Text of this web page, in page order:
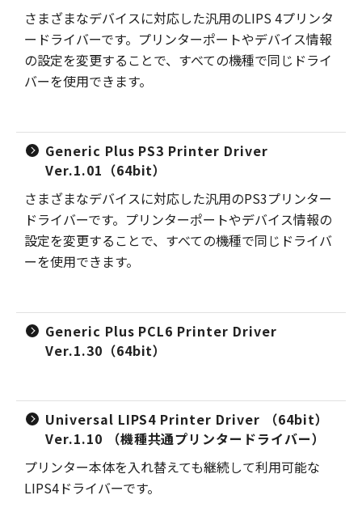
さまざまなデバイスに対応した汎用のLIPS 4プリンタ
ードライバーです。プリンターポートやデバイス情報
の設定を変更することで、すべての機種で同じドライ
バーを使用できます。
Generic Plus PS3 Printer Driver
Ver.1.01（64bit）
さまざまなデバイスに対応した汎用のPS3プリンター
ドライバーです。プリンターポートやデバイス情報の
設定を変更することで、すべての機種で同じドライバ
ーを使用できます。
Generic Plus PCL6 Printer Driver
Ver.1.30（64bit）
Universal LIPS4 Printer Driver （64bit）
Ver.1.10 （機種共通プリンタードライバー）
プリンター本体を入れ替えても継続して利用可能な
LIPS4ドライバーです。